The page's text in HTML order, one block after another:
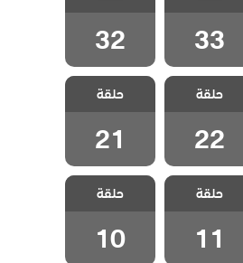
33
33
32
32
تهويدة
البلقان الحلقة
22
حلقة
22
مسلسل تهويدة
البلقان الحلقة
21
حلقة
21
تهويدة
البلقان الحلقة
11
حلقة
11
مسلسل تهويدة
البلقان الحلقة
10
حلقة
10